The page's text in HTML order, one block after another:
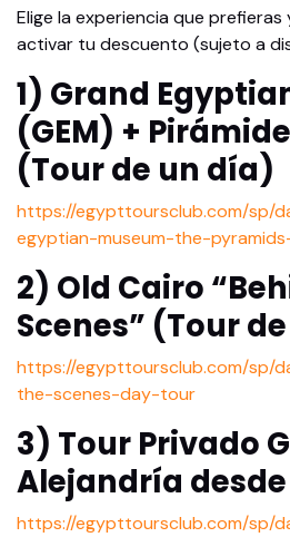
Elige la experiencia que prefieras
activar tu descuento (sujeto a
1) Grand
(GEM) +
(Tour de un día)
https://egypttoursclub.com/sp/
egyptian-museum-the-
2) Old Cairo
Scenes” (Tour
https://egypttoursclub.com/sp/
the-scenes-day-tour
3) Tour Privado
Alejandría desde
https://egypttoursclub.com/sp/